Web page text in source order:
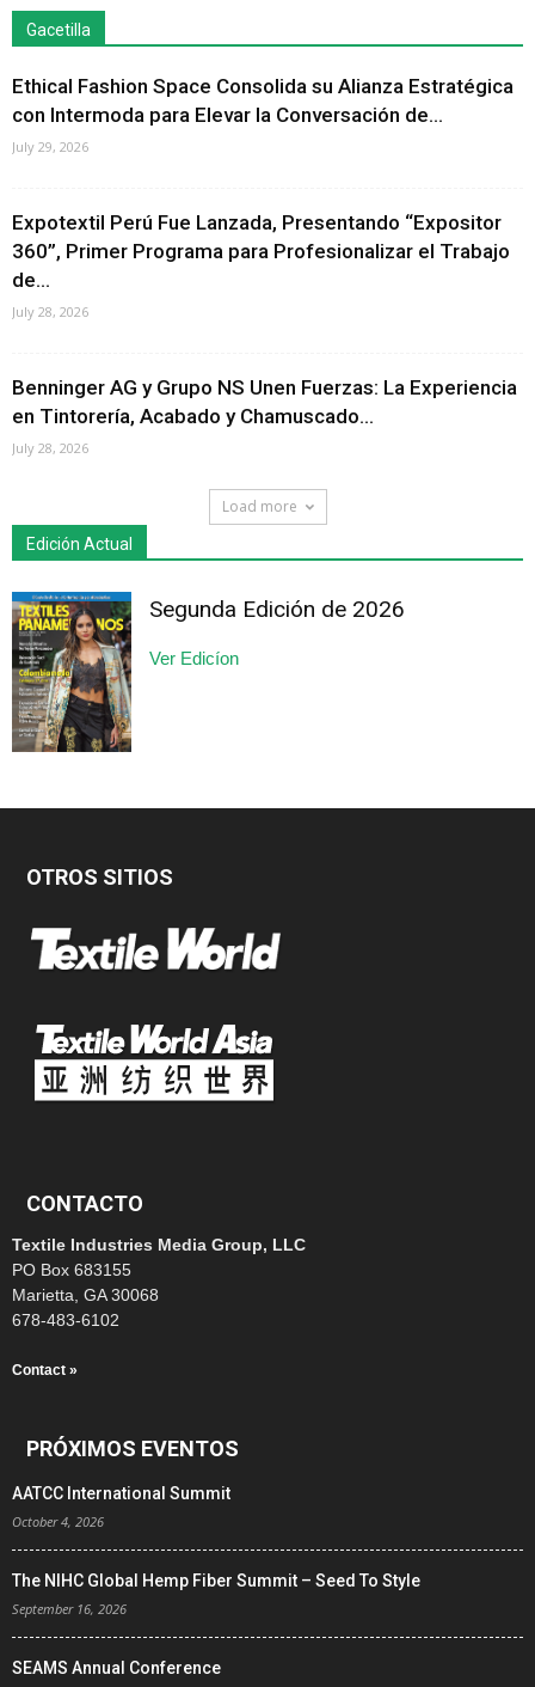
Gacetilla
Ethical Fashion Space Consolida su Alianza Estratégica
con Intermoda para Elevar la Conversación de...
July 29, 2026
Expotextil Perú Fue Lanzada, Presentando “Expositor
360”, Primer Programa para Profesionalizar el Trabajo
de...
July 28, 2026
Benninger AG y Grupo NS Unen Fuerzas: La Experiencia
en Tintorería, Acabado y Chamuscado...
July 28, 2026
Load more
Edición Actual
Segunda Edición de 2026
Ver Edicíon
OTROS SITIOS
CONTACTO
Textile Industries Media Group, LLC
PO Box 683155
Marietta, GA 30068
678-483-6102
Contact »
PRÓXIMOS EVENTOS
AATCC International Summit
October 4, 2026
The NIHC Global Hemp Fiber Summit – Seed To Style
September 16, 2026
SEAMS Annual Conference